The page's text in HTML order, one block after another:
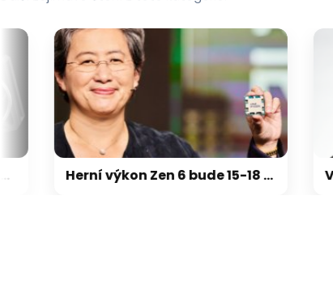
galerie: cviky
Herní výkon Zen 6 bude 15-18 % nad Zen 5, na úrovni Zen 5 X3D